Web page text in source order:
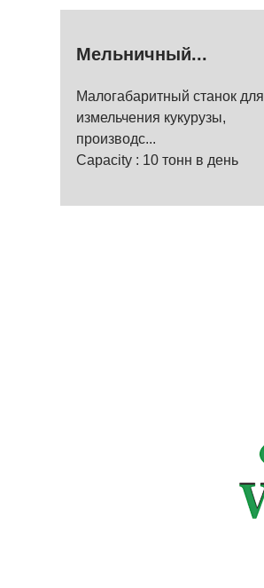
Мельничный...
Малогабаритный станок для
измельчения кукурузы,
производс...
Capacity : 10 тонн в день